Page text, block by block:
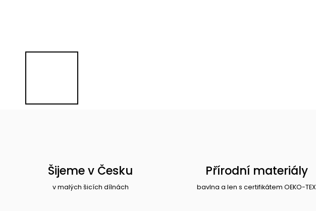
Šijeme v Česku
v malých šicích dílnách
Přírodní materiály
bavlna a len s certifikátem OEKO-TEX